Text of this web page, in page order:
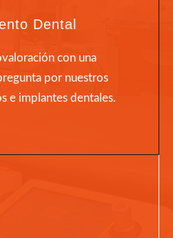
Dental
con una
por nuestros
e implantes dentales.